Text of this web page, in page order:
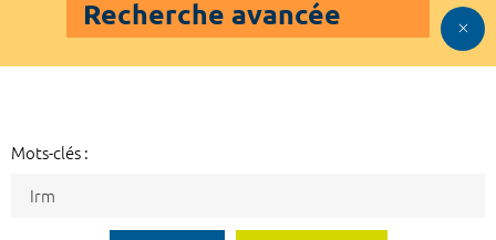
Recherche avancée
Mots-clés :